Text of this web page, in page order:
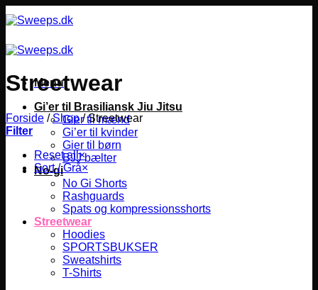
til
Menu
Gi’er til Brasiliansk Jiu Jitsu
Gier til mænd
Gi’er til kvinder
Gier til børn
BJJ bælter
No-gi
No Gi Shorts
Rashguards
Spats og kompressionsshorts
Streetwear
Hoodies
SPORTSBUKSER
Sweatshirts
T-Shirts
Streetwear
Forside / Shop /Streetwear
Filter
Reset all×
Sort / Grå×